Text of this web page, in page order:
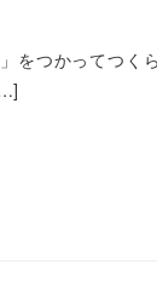
をつかってつく